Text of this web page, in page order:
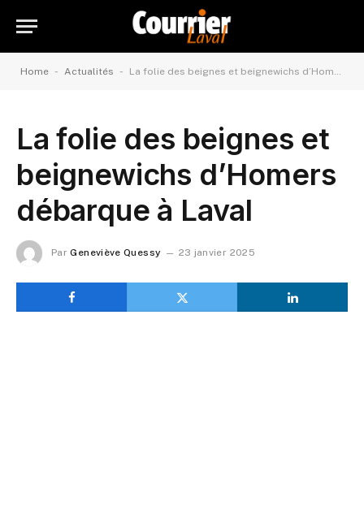
Home - Actualités - La folie des beignes et beignewichs d’Homers débarque à Laval
La folie des beignes et
beignewichs d’Homers
débarque à Laval
Par Geneviève Quessy 23 janvier 2025